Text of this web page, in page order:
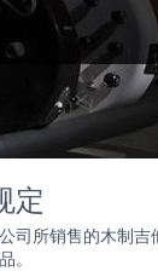
定
司所销售的木制吉
。